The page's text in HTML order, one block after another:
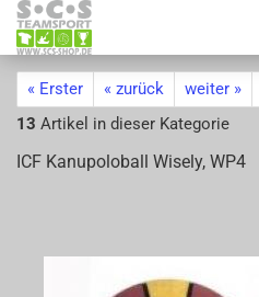
« Erster « zurück weiter »
13 Artikel in dieser Kategorie
ICF Ka­nu­po­lo­ball Wi­se­ly, WP4